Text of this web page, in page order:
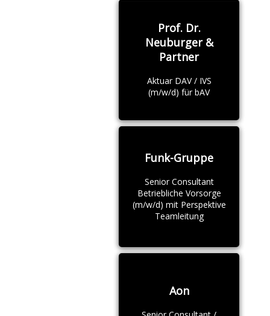
Prof. Dr.
Neuburger &
Partner
Aktuar DAV / IVS
(m/w/d) für bAV
Funk-Gruppe
Senior Consultant
Betriebliche Vorsorge
(m/w/d) mit Perspektive
Teamleitung
Aon